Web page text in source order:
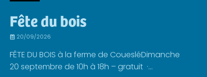
Fête du bois
20/09/2026
FÊTE DU BOIS à la ferme de CouesléDimanche
20 septembre de 10h à 18h – gratuit ·...